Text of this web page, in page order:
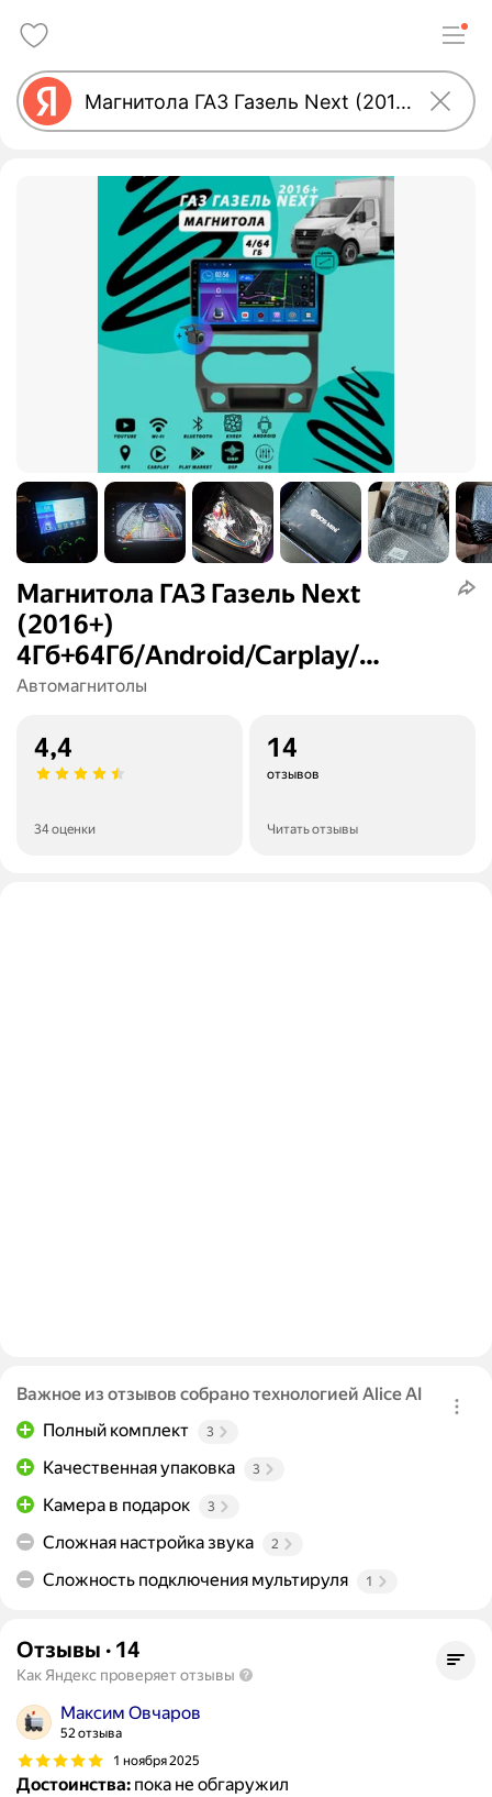
Магнитола ГАЗ Газель Next
(2016+)
4Гб+64Гб/Android/Carplay/
кулер/Wi-Fi/Bluetooth/2din/
Автомагнитолы
4,4
34 оценки
14
отзывов
Читать отзывы
Важное из отзывов собрано технологией Alice AI
Полный комплект
3
Качественная упаковка 3
Камера в подарок 3
Сложная настройка звука 2
Сложность подключения мультируля 1
Отзывы · 14
Как Яндекс проверяет отзывы
Максим Овчаров
52 отзыва
1 ноября 2025
Достоинства: пока не обгаружил